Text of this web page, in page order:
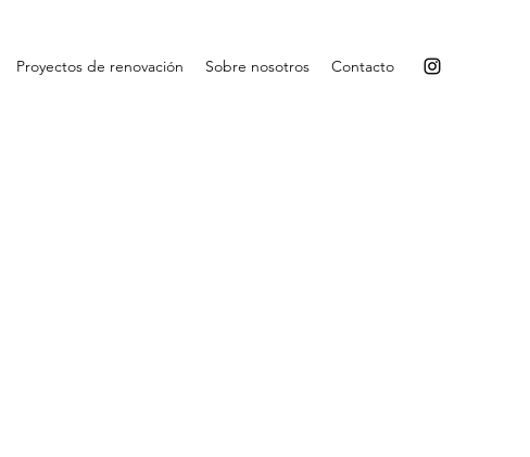
Proyectos de renovación Sobre nosotros Contacto